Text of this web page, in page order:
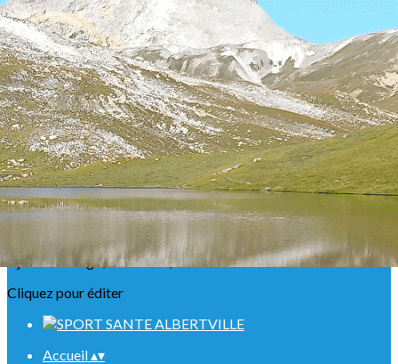
Exporter les lignes sélectionnées
Exporter toutes les colonnes
Exporter uniquement les colonnes affichées
Menu
<
>
Présentation
Nos ABR
Agenda Raquettes
Agenda Randonnées
Sorties en refuge
Infos urgentes
Ajoutez un logo, un bouton, des réseaux sociaux
Cliquez pour éditer
Accueil▴▾